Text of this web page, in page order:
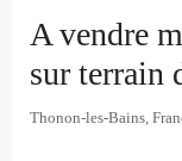
A vendre
sur terrain
Thonon-les-Bains,